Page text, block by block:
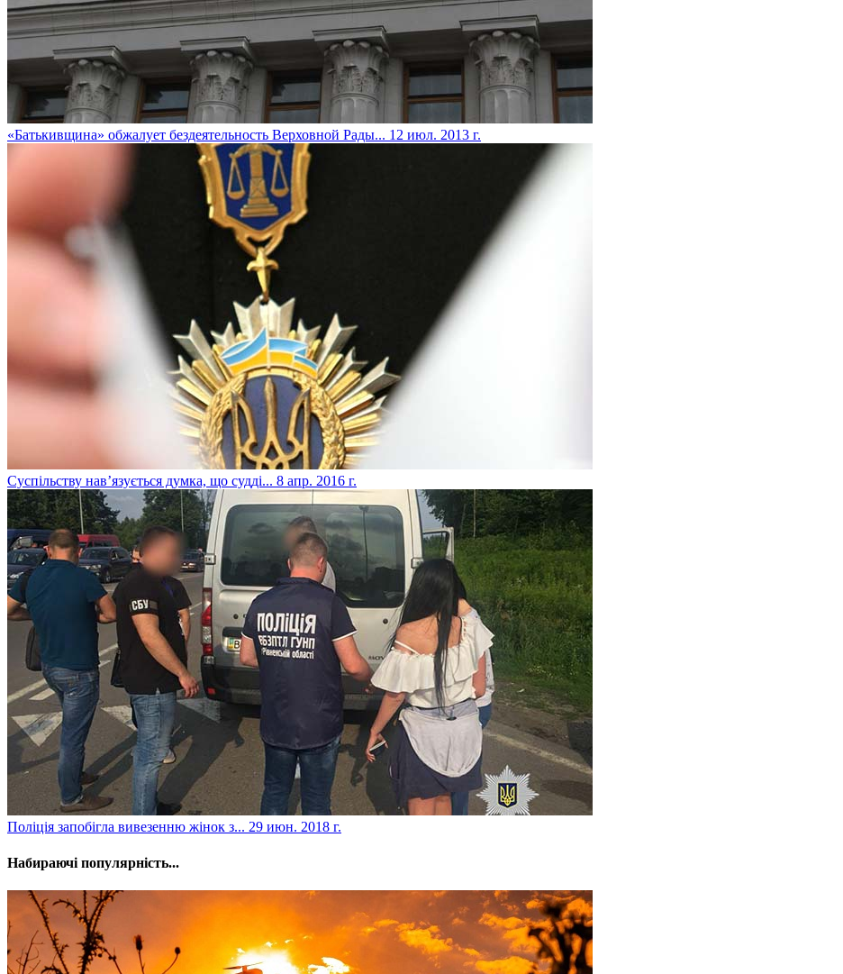
«Батькивщина» обжалует бездеятельность Верховной Рады... 12 июл. 2013 г.
Суспільству нав’язується думка, що судді... 8 апр. 2016 г.
​Поліція запобігла вивезенню жінок з... 29 июн. 2018 г.
Набираючі популярність...